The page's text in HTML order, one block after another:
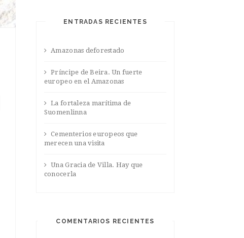
ENTRADAS RECIENTES
Amazonas deforestado
Príncipe de Beira. Un fuerte
europeo en el Amazonas
La fortaleza marítima de
Suomenlinna
Cementerios europeos que
merecen una visita
Una Gracia de Villa. Hay que
conocerla
COMENTARIOS RECIENTES